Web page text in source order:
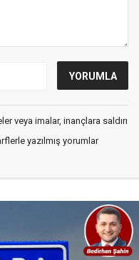
veya imalar, inançlara saldırı
yazılmış yorumlar